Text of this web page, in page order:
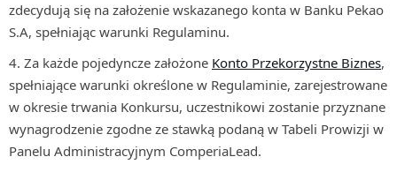
zdecydują się na założenie wskazanego konta w Banku Pekao
S.A, spełniając warunki Regulaminu.
Za każde pojedyncze założone Konto Przekorzystne Biznes,
spełniające warunki określone w Regulaminie, zarejestrowane
w okresie trwania Konkursu, uczestnikowi zostanie przyznane
wynagrodzenie zgodne ze stawką podaną w Tabeli Prowizji w
Panelu Administracyjnym ComperiaLead.